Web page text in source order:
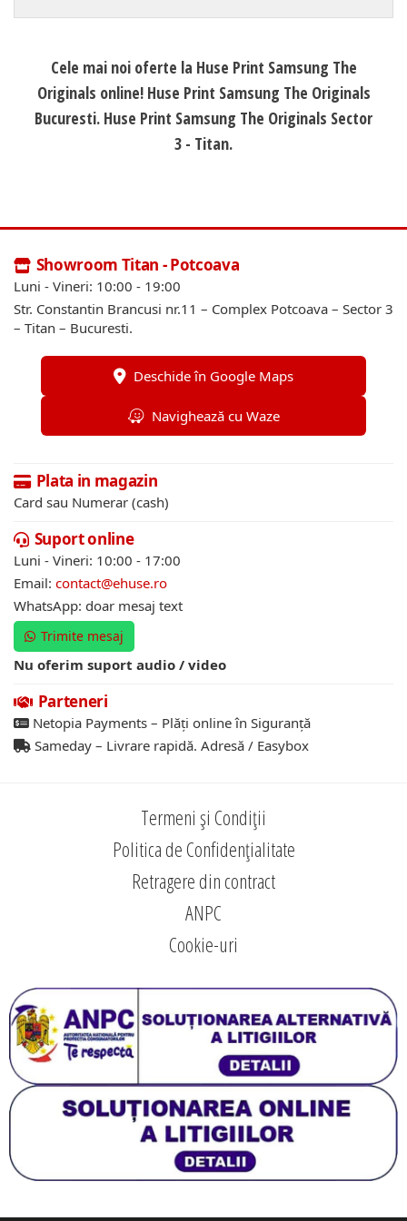
Cele mai noi oferte la Huse Print Samsung The
Originals online! Huse Print Samsung The Originals
Bucuresti. Huse Print Samsung The Originals Sector
3 - Titan.
Showroom Titan - Potcoava
Luni - Vineri: 10:00 - 19:00
Str. Constantin Brancusi nr.11 – Complex Potcoava – Sector 3
– Titan – Bucuresti.
Deschide în Google Maps
Navighează cu Waze
Plata in magazin
Card sau Numerar (cash)
Suport online
Luni - Vineri: 10:00 - 17:00
Email: contact@ehuse.ro
WhatsApp: doar mesaj text
Trimite mesaj
Nu oferim suport audio / video
Parteneri
Netopia Payments – Plăți online în Siguranță
Sameday – Livrare rapidă. Adresă / Easybox
Termeni și Condiții
Politica de Confidențialitate
Retragere din contract
ANPC
Cookie-uri